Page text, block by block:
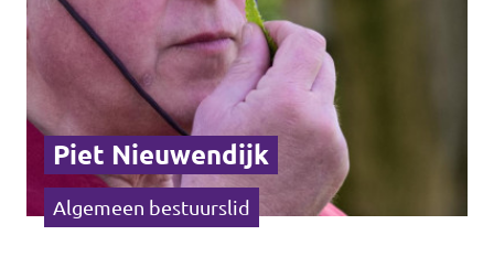
Piet Nieuwendijk
Algemeen bestuurslid